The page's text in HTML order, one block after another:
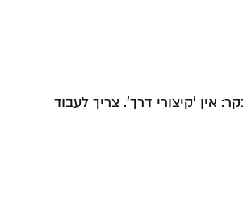
אין 'קיצורי דרך'. צריך לעבוד